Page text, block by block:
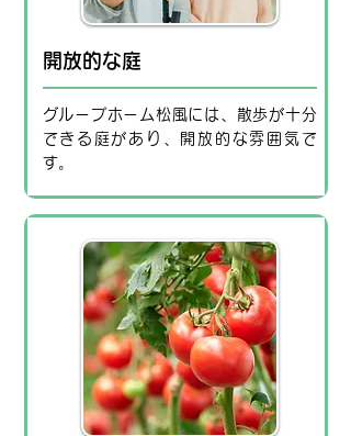
開放的な庭
グループホーム松風には、散歩が十分
できる庭があり、開放的な雰囲気で
す。